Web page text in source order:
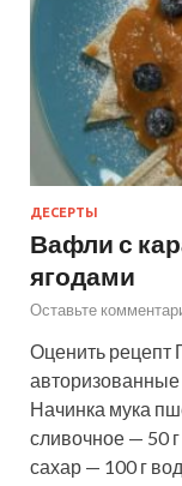
ДЕСЕРТЫ
Вафли с
ягодами
Оставьте
Оценить рецепт
Начинка мука
сливочное — 50
сахар — 100 г